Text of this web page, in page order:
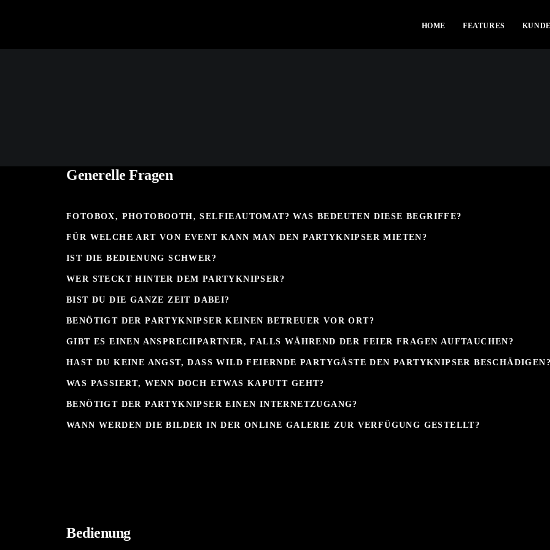
HOME FEATURES
Generelle Fragen
FOTOBOX, PHOTOBOOTH, SELFIEAUTOMAT? WAS BEDEUTEN DIESE BEGRIFFE?
FÜR WELCHE ART VON EVENT KANN MAN DEN PARTYKNIPSER MIETEN?
IST DIE BEDIENUNG SCHWER?
WER STECKT HINTER DEM PARTYKNIPSER?
BIST DU DIE GANZE ZEIT DABEI?
BENÖTIGT DER PARTYKNIPSER KEINEN BETREUER VOR ORT?
GIBT ES EINEN ANSPRECHPARTNER, FALLS WÄHREND DER FEIER FRAGEN AUFTAUCHEN?
HAST DU KEINE ANGST, DASS WILD FEIERNDE PARTYGÄSTE DEN PARTYKNIPSER
WAS PASSIERT, WENN DOCH ETWAS KAPUTT GEHT?
BENÖTIGT DER PARTYKNIPSER EINEN INTERNETZUGANG?
WANN WERDEN DIE BILDER IN DER ONLINE GALERIE ZUR VERFÜGUNG GESTELLT?
Bedienung